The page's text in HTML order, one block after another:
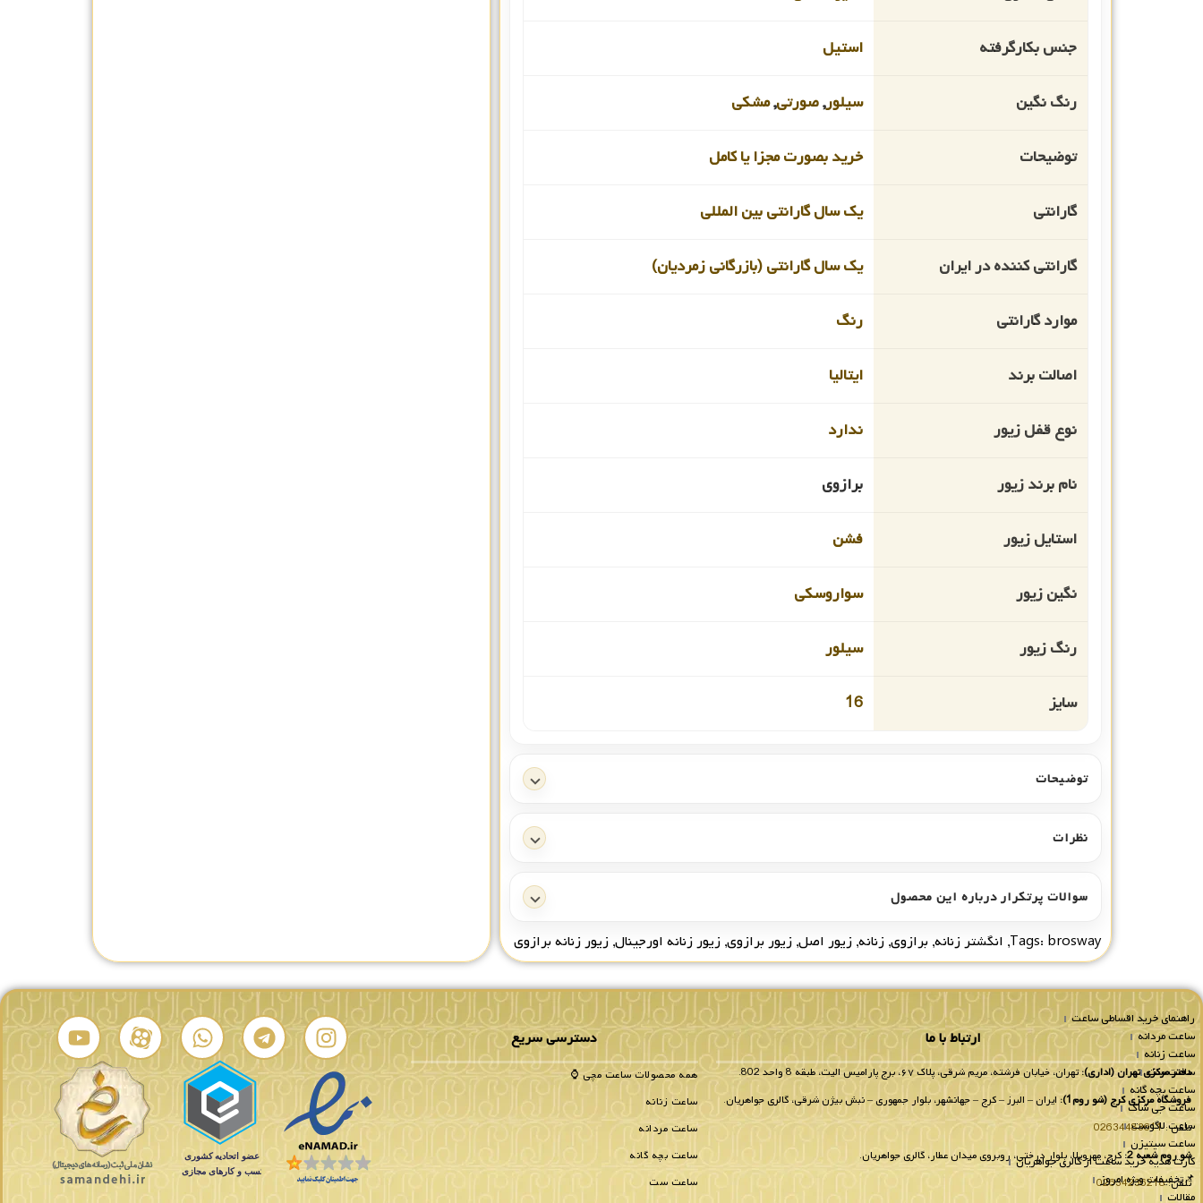
جنس بکارگرفته استیل
رنگ نگین سیلور,صورتی,مشکی
توضیحات خرید بصورت مجزا یا کامل
گارانتی یک سال گارانتی بین المللی
گارانتی کننده در ایران یک سال گارانتی (بازرگانی زمردیان)
موارد گارانتی رنگ
اصالت برند ایتالیا
نوع قفل زیور ندارد
نام برند زیور برازوی
استایل زیور فشن
نگین زیور سواروسکی
رنگ زیور سیلور
سایز 16
توضیحات
نظرات
سوالات پرتکرار درباره این محصول
Tags: brosway
, انگشتر زنانه, برازوی, زنانه, زیور اصل, زیور برازوی, زیور زنانه اورجینال, زیور زنانه برازوی
راهنمای خرید اقساطی ساعت
ساعت مردانه
ساعت زنانه
ساعت ست
ساعت بچه گانه
ساعت جی شاک
ساعت لاگوست
ساعت سیتیزن
کارت هدیه خرید ساعت از گالری جواهریان
📌تخفیفات ویژه امروز
مقالات
ارتباط با ما
دفتر مرکزی تهران (اداری):تهران، خیابان فرشته، مریم شرقی، پلاک ۶۷، برج پارامیس الیت، طبقه 8 واحد 802.
فروشگاه مرکزی کرج (شو روم1):
ایران – البرز – کرج – جهانشهر، بلوار جمهوری – نبش بیژن شرقی، گالری جواهریان.
تلفن :02634483611
شو روم شعبه 2:
کرج، مهرویلا، بلوار درختی، روبروی میدان عطار، گالری جواهریان.
تلفن:02634236218
دسترسی سریع
همه محصولات ساعت مچی ⌚
ساعت زنانه
ساعت مردانه
ساعت بچه گانه
ساعت ست